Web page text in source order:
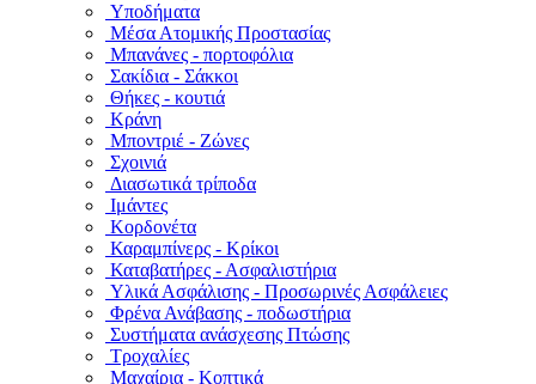
Υποδήματα
Μέσα Ατομικής Προστασίας
Μπανάνες - πορτοφόλια
Σακίδια - Σάκκοι
Θήκες - κουτιά
Κράνη
Μποντριέ - Ζώνες
Σχοινιά
Διασωτικά τρίποδα
Ιμάντες
Κορδονέτα
Καραμπίνερς - Κρίκοι
Καταβατήρες - Ασφαλιστήρια
Υλικά Ασφάλισης - Προσωρινές Ασφάλειες
Φρένα Ανάβασης - ποδωστήρια
Συστήματα ανάσχεσης Πτώσης
Τροχαλίες
Μαχαίρια - Κοπτικά